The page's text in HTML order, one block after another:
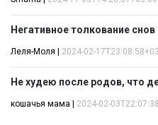
Негативное толкование снов
Леля-Моля 2024-02-
Не худею после родов, что
кошачья мама 2024-02-